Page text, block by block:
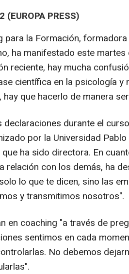
(EUROPA PRESS)
para la Formación,
ha manifestado este martes
reciente, hay mucha
científica en la psicología y
que hacerlo de manera
declaraciones durante el
por la Universidad Pablo
ha sido directora. En
relación con los demás, ha
lo que te dicen, sino las
y transmitimos nosotros".
en coaching "a través de
sentimos en cada
No debemos